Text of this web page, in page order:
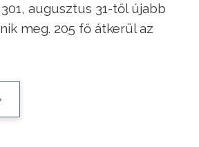
301, augusztus 31-től újabb
meg. 205 fő átkerül az